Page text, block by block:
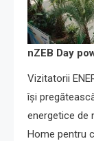
nZEB Day
Vizitatorii
își
energetice de
Home pentru